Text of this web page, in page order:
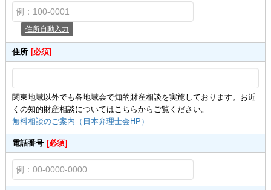
住所自動入力
住所 [必須]
関東地域以外でも各地域会で知的財産相談を実施しております。お近
くの知的財産相談についてはこちらからご覧ください。
無料相談のご案内（日本弁理士会HP）
電話番号 [必須]